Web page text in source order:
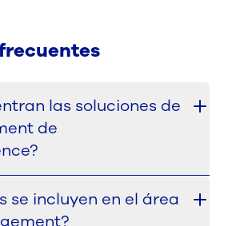
las soluciones de
de
identificar, evaluar y mitigar los
se incluyen en el área